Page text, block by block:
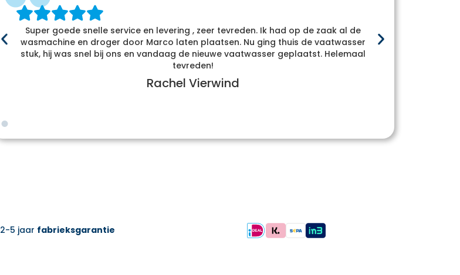
Super goede snelle service en levering , zeer tevreden. Ik had op de zaak al de
wasmachine en droger door Marco laten plaatsen. Nu ging thuis de vaatwasser
stuk, hij was snel bij ons en vandaag de nieuwe vaatwasser geplaatst. Helemaal
tevreden!
Rachel Vierwind
2-5 jaar fabrieksgarantie